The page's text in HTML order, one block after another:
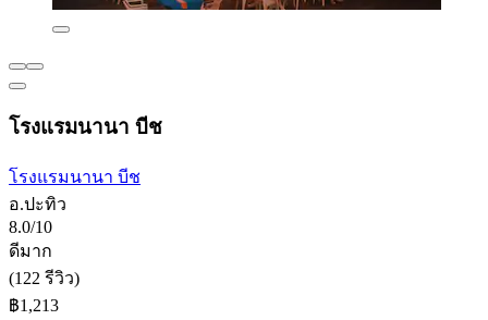
โรงแรมนานา บีช
โรงแรมนานา บีช
อ.ปะทิว
8.0/10
ดีมาก
(122 รีวิว)
฿1,213